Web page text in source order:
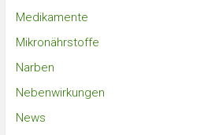
Medikamente
Mikronährstoffe
Narben
Nebenwirkungen
News